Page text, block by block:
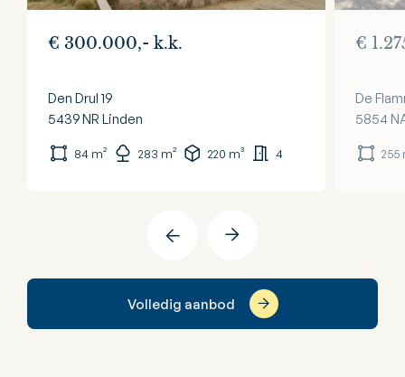
€ 300.000,- k.k.
Den Drul 19
5439 NR Linden
84 m² 283 m² 220 m³ 4
€
De
5854
255
Volledig aanbod